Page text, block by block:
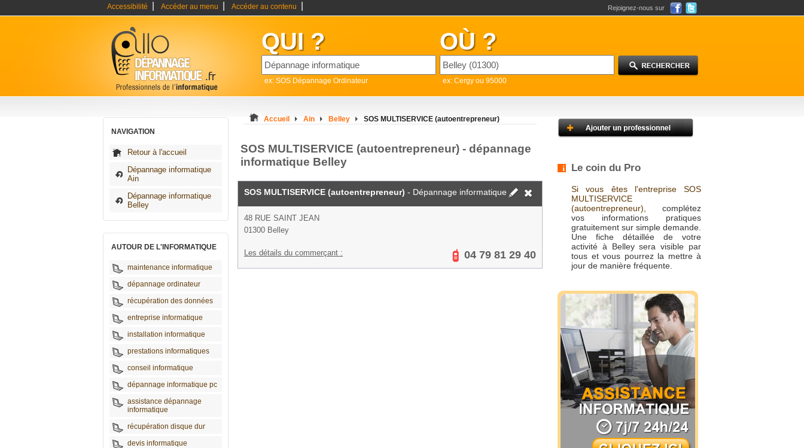
Accessibilité Accéder au menu Accéder au contenu Rejoignez-nous sur
QUI ?
ex: SOS Dépannage Ordinateur
OÙ ?
ex: Cergy ou 95000
NAVIGATION
Retour à l'accueil
Dépannage informatique
Ain
Dépannage informatique
Belley
AUTOUR DE L'INFORMATIQUE
maintenance informatique
dépannage ordinateur
récupération des données
entreprise informatique
installation informatique
prestations informatiques
conseil informatique
dépannage informatique pc
assistance dépannage
informatique
récupération disque dur
devis informatique
Accueil Ain Belley SOS MULTISERVICE (autoentrepreneur)
SOS MULTISERVICE (autoentrepreneur) - dépannage
informatique Belley
SOS MULTISERVICE (autoentrepreneur) - Dépannage informatique
48 RUE SAINT JEAN
01300 Belley
Les détails du commerçant : 04 79 81 29 40
Le coin du Pro
Si vous êtes l'entreprise SOS
MULTISERVICE
(autoentrepreneur),
complétez
vos informations pratiques
gratuitement sur simple demande.
Une fiche détaillée de votre
activité à Belley sera visible par
tous et vous pourrez la mettre à
jour de manière fréquente.